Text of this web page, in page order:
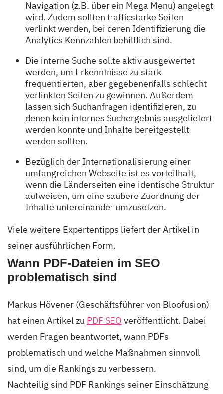
Navigation (z.B. über ein Mega Menu) angelegt
wird. Zudem sollten trafficstarke Seiten
verlinkt werden, bei deren Identifizierung die
Analytics Kennzahlen behilflich sind.
Die interne Suche sollte aktiv ausgewertet
werden, um Erkenntnisse zu stark
frequentierten, aber gegebenenfalls schlecht
verlinkten Seiten zu gewinnen. Außerdem
lassen sich Suchanfragen identifizieren, zu
denen kein internes Suchergebnis ausgeliefert
werden konnte und Inhalte bereitgestellt
werden sollten.
Bezüglich der Internationalisierung einer
umfangreichen Webseite ist es vorteilhaft,
wenn die Länderseiten eine identische Struktur
aufweisen, um eine saubere Zuordnung der
Inhalte untereinander umzusetzen.
Viele weitere Expertentipps liefert der Artikel in
seiner ausführlichen Form.
Wann PDF-Dateien im SEO
problematisch sind
Markus Hövener (Geschäftsführer von Bloofusion)
hat einen Artikel zu PDF SEO veröffentlicht. Dabei
werden Fragen beantwortet, wann PDFs
problematisch und welche Maßnahmen sinnvoll
sind, um die Rankings zu verbessern.
Nachteilig sind PDF Rankings seiner Einschätzung